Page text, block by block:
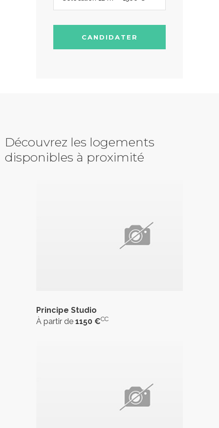
CANDIDATER
Découvrez les logements
disponibles à proximité
Principe Studio
À partir de 1150 €CC